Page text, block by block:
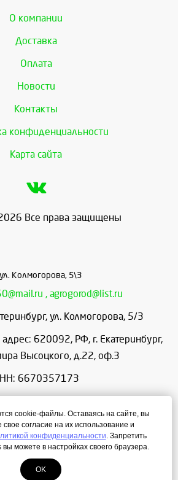
О компании
Доставка
Оплата
Новости
Контакты
конфиденциальности
Карта сайта
Все права защищены
ул. Колмогорова, 5\3
, agrogorod@list.ru
, ул. Колмогорова, 5/3
620092, РФ, г. Екатеринбург,
Высоцкого, д.22, оф.3
6670357173
1156658086166
с 9:00 до 18:00
сайта — ЛегионА
cookie-файлы. Оставаясь на сайте, вы
согласие на их использование и
конфиденциальности. Запретить
можете в настройках своего браузера.
OK